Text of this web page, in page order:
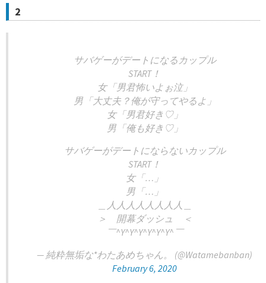
2
サバゲーがデートになるカップル
START！
女「男君怖いよぉ泣」
男「大丈夫？俺が守ってやるよ」
女「男君好き♡」
男「俺も好き♡」
サバゲーがデートにならないカップル
START！
女「…」
男「…」
＿人人人人人人人人＿
＞ 開幕ダッシュ ＜
￣^Y^Y^Y^Y^Y^Y^￣
— 純粋無垢な*わたあめちゃん。 (@Watamebanban)
February 6, 2020